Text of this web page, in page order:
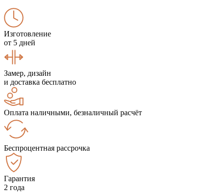
Изготовление
от 5 дней
Замер, дизайн
и доставка бесплатно
Оплата наличными, безналичный расчёт
Беспроцентная рассрочка
Гарантия
2 года